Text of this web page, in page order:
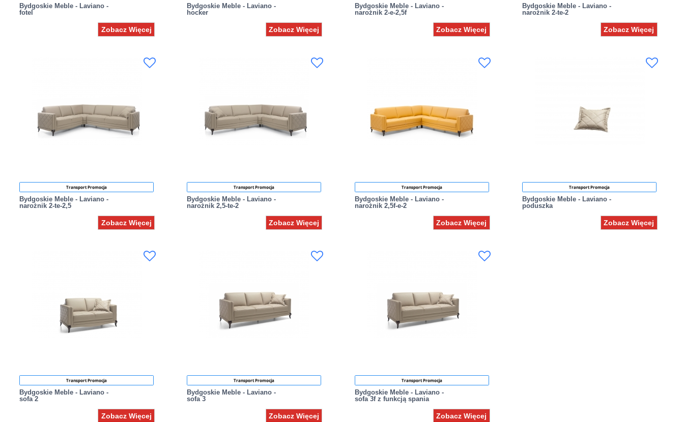
Bydgoskie Meble - Laviano -
fotel
Zobacz Więcej
Bydgoskie Meble - Laviano -
hocker
Zobacz Więcej
Bydgoskie Meble - Laviano -
narożnik 2-e-2,5f
Zobacz Więcej
Bydgoskie Meble - Laviano -
narożnik 2-te-2
Zobacz Więcej
Transport Promocja
Bydgoskie Meble - Laviano -
narożnik 2-te-2,5
Zobacz Więcej
Transport Promocja
Bydgoskie Meble - Laviano -
narożnik 2,5-te-2
Zobacz Więcej
Transport Promocja
Bydgoskie Meble - Laviano -
narożnik 2,5f-e-2
Zobacz Więcej
Transport Promocja
Bydgoskie Meble - Laviano -
poduszka
Zobacz Więcej
Transport Promocja
Bydgoskie Meble - Laviano -
sofa 2
Zobacz Więcej
Transport Promocja
Bydgoskie Meble - Laviano -
sofa 3
Zobacz Więcej
Transport Promocja
Bydgoskie Meble - Laviano -
sofa 3f z funkcją spania
Zobacz Więcej